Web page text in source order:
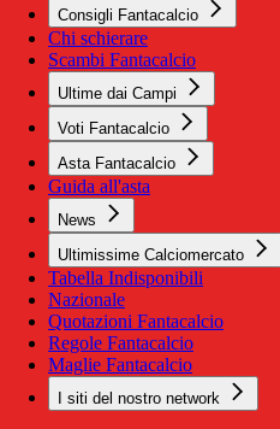
Consigli Fantacalcio
Chi schierare
Scambi Fantacalcio
Ultime dai Campi
Voti Fantacalcio
Asta Fantacalcio
Guida all'asta
News
Ultimissime Calciomercato
Tabella Indisponibili
Nazionale
Quotazioni Fantacalcio
Regole Fantacalcio
Maglie Fantacalcio
I siti del nostro network